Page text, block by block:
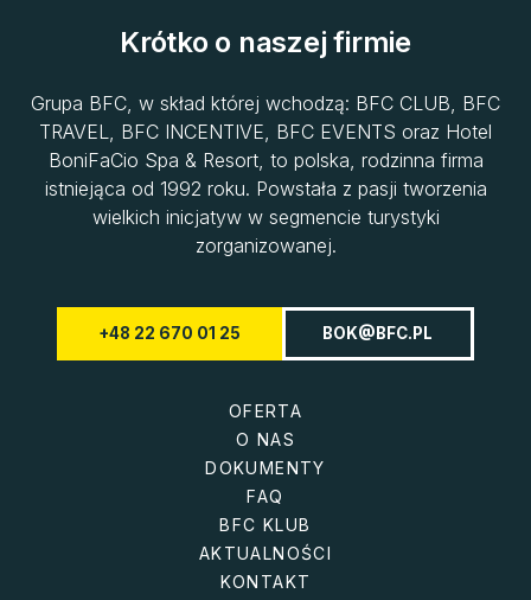
Krótko o naszej firmie
Grupa BFC, w skład której wchodzą: BFC CLUB, BFC
TRAVEL, BFC INCENTIVE, BFC EVENTS oraz Hotel
BoniFaCio Spa & Resort, to polska, rodzinna firma
istniejąca od 1992 roku. Powstała z pasji tworzenia
wielkich inicjatyw w segmencie turystyki
zorganizowanej.
+48 22 670 01 25 BOK@BFC.PL
OFERTA
O NAS
DOKUMENTY
FAQ
BFC KLUB
AKTUALNOŚCI
KONTAKT